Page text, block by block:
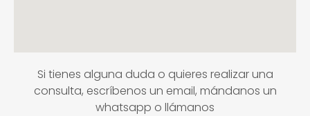
Si tienes alguna duda o quieres realizar una
consulta, escríbenos un email, mándanos un
whatsapp o llámanos